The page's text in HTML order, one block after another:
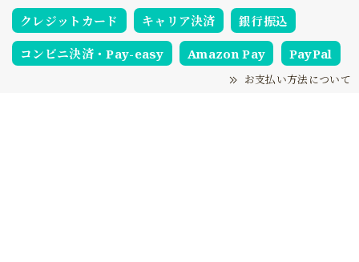
クレジットカード
キャリア決済 銀行振込
コンビニ決済・Pay-easy Amazon Pay PayPal
お支払い方法について